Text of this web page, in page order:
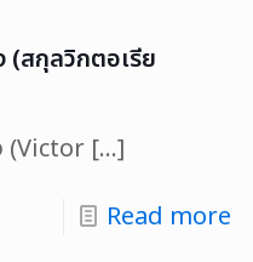
(สกุลวิกตอเรีย
(Victor […]
Read more